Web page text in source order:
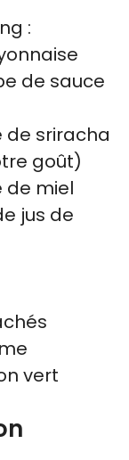
:
de sauce
de sriracha
goût)
de miel
jus de
vert